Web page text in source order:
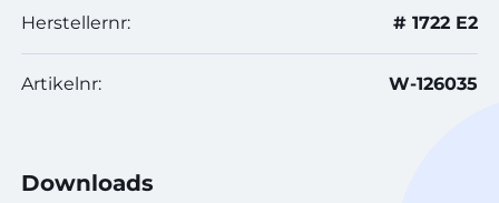
Herstellernr: # 1722 E2
Artikelnr: W-126035
Downloads